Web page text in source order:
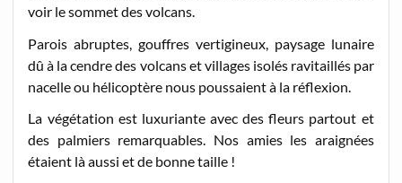
voir le sommet des volcans.
Parois abruptes, gouffres vertigineux, paysage lunaire
dû à la cendre des volcans et villages isolés ravitaillés par
nacelle ou hélicoptère nous poussaient à la réflexion.
La végétation est luxuriante avec des fleurs partout et
des palmiers remarquables. Nos amies les araignées
étaient là aussi et de bonne taille !